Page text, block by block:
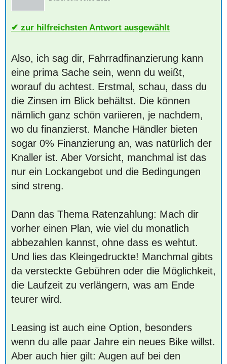
zur hilfreichsten Antwort ausgewählt
Also, ich sag dir, Fahrradfinanzierung kann
eine prima Sache sein, wenn du weißt,
worauf du achtest. Erstmal, schau, dass du
die Zinsen im Blick behältst. Die können
nämlich ganz schön variieren, je nachdem,
wo du finanzierst. Manche Händler bieten
sogar 0% Finanzierung an, was natürlich der
Knaller ist. Aber Vorsicht, manchmal ist das
nur ein Lockangebot und die Bedingungen
sind streng.
Dann das Thema Ratenzahlung: Mach dir
vorher einen Plan, wie viel du monatlich
abbezahlen kannst, ohne dass es wehtut.
Und lies das Kleingedruckte! Manchmal gibts
da versteckte Gebühren oder die Möglichkeit,
die Laufzeit zu verlängern, was am Ende
teurer wird.
Leasing ist auch eine Option, besonders
wenn du alle paar Jahre ein neues Bike willst.
Aber auch hier gilt: Augen auf bei den